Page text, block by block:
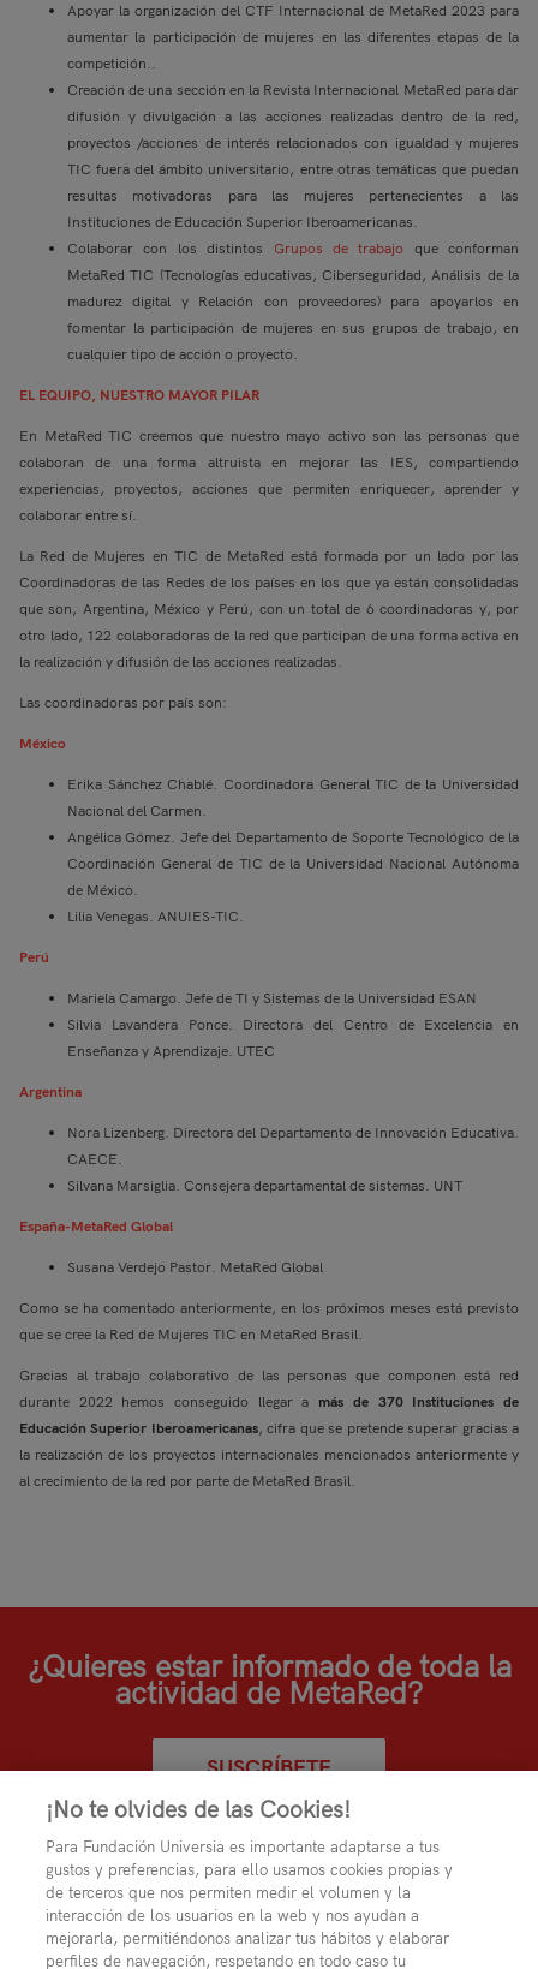
Apoyar la organización del CTF Internacional de MetaRed 2023 para
aumentar la participación de mujeres en las diferentes etapas de la
competición..
Creación de una sección en la Revista Internacional MetaRed para dar
difusión y divulgación a las acciones realizadas dentro de la red,
proyectos /acciones de interés relacionados con igualdad y mujeres
TIC fuera del ámbito universitario, entre otras temáticas que puedan
resultas motivadoras para las mujeres pertenecientes a las
Instituciones de Educación Superior Iberoamericanas.
Colaborar con los distintos Grupos de trabajo que conforman
MetaRed TIC (Tecnologías educativas, Ciberseguridad, Análisis de la
madurez digital y Relación con proveedores) para apoyarlos en
fomentar la participación de mujeres en sus grupos de trabajo, en
cualquier tipo de acción o proyecto.
EL EQUIPO, NUESTRO MAYOR PILAR
En MetaRed TIC creemos que nuestro mayo activo son las personas que
colaboran de una forma altruista en mejorar las IES, compartiendo
experiencias, proyectos, acciones que permiten enriquecer, aprender y
colaborar entre sí.
La Red de Mujeres en TIC de MetaRed está formada por un lado por las
Coordinadoras de las Redes de los países en los que ya están consolidadas
que son, Argentina, México y Perú, con un total de 6 coordinadoras y, por
otro lado, 122 colaboradoras de la red que participan de una forma activa en
la realización y difusión de las acciones realizadas.
Las coordinadoras por país son:
México
Erika Sánchez Chablé. Coordinadora General TIC de la Universidad
Nacional del Carmen.
Angélica Gómez. Jefe del Departamento de Soporte Tecnológico de la
Coordinación General de TIC de la Universidad Nacional Autónoma
de México.
Lilia Venegas. ANUIES-TIC.
Perú
Mariela Camargo. Jefe de TI y Sistemas de la Universidad ESAN
Silvia Lavandera Ponce. Directora del Centro de Excelencia en
Enseñanza y Aprendizaje. UTEC
Argentina
Nora Lizenberg. Directora del Departamento de Innovación Educativa.
CAECE.
Silvana Marsiglia. Consejera departamental de sistemas. UNT
España-MetaRed Global
Susana Verdejo Pastor. MetaRed Global
Como se ha comentado anteriormente, en los próximos meses está previsto
que se cree la Red de Mujeres TIC en MetaRed Brasil.
Gracias al trabajo colaborativo de las personas que componen está red
durante 2022 hemos conseguido llegar a más de 370 Instituciones de
Educación Superior Iberoamericanas, cifra que se pretende superar gracias a
la realización de los proyectos internacionales mencionados anteriormente y
al crecimiento de la red por parte de MetaRed Brasil.
¿Quieres estar informado de toda la
actividad de MetaRed?
SUSCRÍBETE
¡No te olvides de las Cookies!
Para Fundación Universia es importante adaptarse a tus
gustos y preferencias, para ello usamos cookies propias y
de terceros que nos permiten medir el volumen y la
interacción de los usuarios en la web y nos ayudan a
mejorarla, permitiéndonos analizar tus hábitos y elaborar
perfiles de navegación, respetando en todo caso tu